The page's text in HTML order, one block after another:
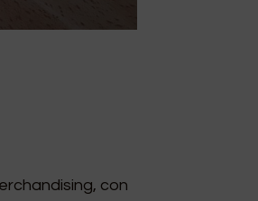
con